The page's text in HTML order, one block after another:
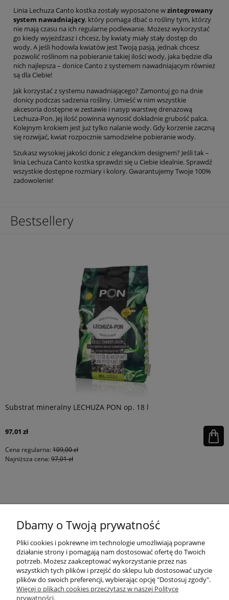
Linia Lechuza Canto kostka zostały wyposażone wzintegrowany
system nawadniający, który pomaga dbać o rośliny tym, którzy
nie mają czasu na ich regularne podlewanie. Możesz wykorzystać
go kiedy wyjeżdżasz i chcesz, by kwiaty miały stały dostęp do
wody. A jeśli hodowla kwiatów jest Twoją pasją, jednak chcesz
pozwolić roślinom na pobieranie takiej ilości wody, jaka będzie dla
nich najlepsza – donice Canto z systemem nawadniającym również
są dla Ciebie!
Jak korzystać z systemu nawadniającego? Zamontuj go na dnie
donicy podczas sadzenia rośliny. Umieść w nim wszystkie
akcesoria dostępne w zestawie i nasyp warstwę drenażową
Lechuza-Pon. Jej ilość powinna wynosić dokładnie grubość palca.
Kolejnym krokiem jest już tylko nalanie wody. Gdy korzenie zaczną
się rozwijać, kwiat rozpocznie samodzielne pobieranie wody.
Szukasz wysokiej jakości donic z eleganckim designem? Jeśli tak –
linia Lechuza Canto kostka sprawdzi się u Ciebie idealnie. Sprawdź
wszystkie dostępne rozmiary i kolory. Gwarantujemy Twoje 100%
zadowolenie!
Bestsellery
Substrat mineralny LECHUZA PON op. 18 l
97,01 zł
Cena regularna: 109,00 zł
Najniższa cena: 97,01 zł
MOJE KONTO
PŁATNOŚCI I DOSTAWA
Dbamy o Twoją prywatność
Pliki cookies i pokrewne im technologie umożliwiają poprawne
działanie strony i pomagają nam dostosować ofertę do Twoich
potrzeb. Możesz zaakceptować wykorzystanie przez nas
wszystkich tych plików i przejść do sklepu lub dostosować użycie
plików do swoich preferencji, wybierając opcję "Dostosuj zgody".
Więcej o plikach cookies przeczytasz w naszej Polityce
prywatności.